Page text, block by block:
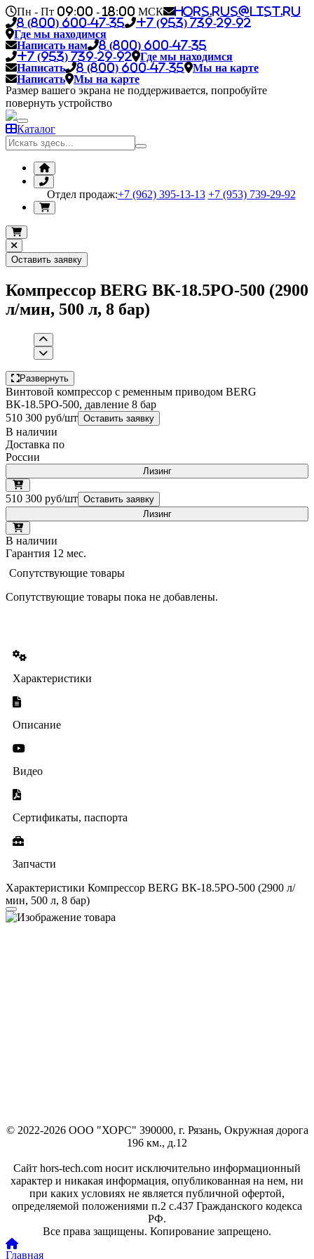
Пн - Пт 09:00 - 18:00 МСК
hors.rus@list.ru
8 (800) 600-47-35
+7 (953) 739-29-92
Где мы находимся
Написать нам
8 (800) 600-47-35
+7 (953) 739-29-92
Где мы находимся
Написать
8 (800) 600-47-35
Мы на карте
Написать
Мы на карте
Размер вашего экрана не поддерживается, попробуйте
повернуть устройство
Каталог
Отдел продаж:+7 (962) 395-13-13 +7 (953) 739-29-92
Оставить заявку
Компрессор BERG ВК-18.5РО-500 (2900
л/мин, 500 л, 8 бар)
Развернуть
Винтовой компрессор с ременным приводом BERG
ВК-18.5РО-500, давление 8 бар
510 300 руб/шт Оставить заявку
В наличии
Доставка по
России
Лизинг
510 300 руб/шт Оставить заявку
Лизинг
В наличии
Гарантия 12 мес.
Сопутствующие товары
Сопутствующие товары пока не добавлены.
Характеристики
Описание
Видео
Сертификаты, паспорта
Запчасти
Характеристики Компрессор BERG ВК-18.5РО-500 (2900 л/
мин, 500 л, 8 бар)
© 2022-2026 ООО "ХОРС" 390000, г. Рязань, Окружная дорога
196 км., д.12
Сайт hors-tech.com носит исключительно информационный
характер и никакая информация, опубликованная на нем, ни
при каких условиях не является публичной офертой,
определяемой положениями п.2 с.437 Гражданского кодекса
РФ.
Все права защищены. Копирование запрещено.
Главная